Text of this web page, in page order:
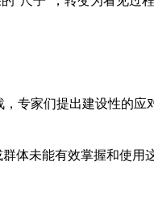
专家们提出建设性的应
体未能有效掌握和使用